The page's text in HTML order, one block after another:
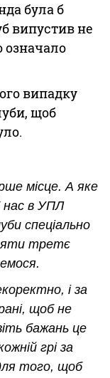
була б
випустив не
означало
випадку
щоб
місце. А яке
нас в УПЛ
спеціально
третє
і за
щоб не
бажань це
грі за
того, щоб